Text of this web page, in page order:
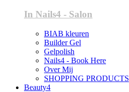
In Nails4 - Salon
BIAB kleuren
Builder Gel
Gelpolish
Nails4 - Book Here
Over Mij
SHOPPING PRODUCTS
Beauty4